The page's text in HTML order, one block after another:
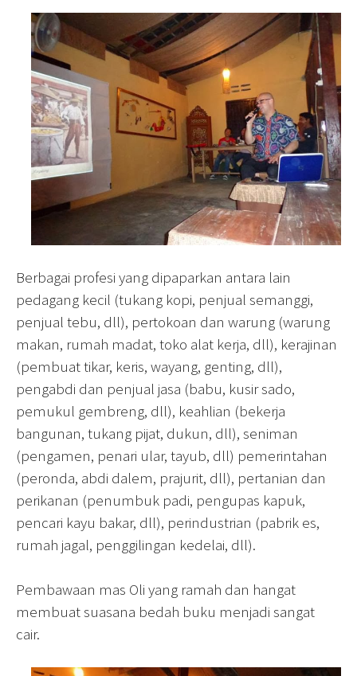
Berbagai profesi yang dipaparkan antara lain
pedagang kecil (tukang kopi, penjual semanggi,
penjual tebu, dll), pertokoan dan warung (warung
makan, rumah madat, toko alat kerja, dll), kerajinan
(pembuat tikar, keris, wayang, genting, dll),
pengabdi dan penjual jasa (babu, kusir sado,
pemukul gembreng, dll), keahlian (bekerja
bangunan, tukang pijat, dukun, dll), seniman
(pengamen, penari ular, tayub, dll) pemerintahan
(peronda, abdi dalem, prajurit, dll), pertanian dan
perikanan (penumbuk padi, pengupas kapuk,
pencari kayu bakar, dll), perindustrian (pabrik es,
rumah jagal, penggilingan kedelai, dll).
Pembawaan mas Oli yang ramah dan hangat
membuat suasana bedah buku menjadi sangat
cair.